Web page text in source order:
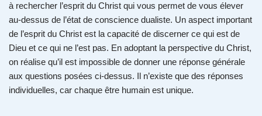
à rechercher l’esprit du Christ qui vous permet de vous élever
au-dessus de l’état de conscience dualiste. Un aspect important
de l’esprit du Christ est la capacité de discerner ce qui est de
Dieu et ce qui ne l’est pas. En adoptant la perspective du Christ,
on réalise qu’il est impossible de donner une réponse générale
aux questions posées ci-dessus. Il n’existe que des réponses
individuelles, car chaque être humain est unique.